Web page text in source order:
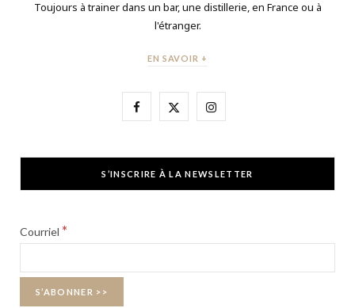
Toujours à trainer dans un bar, une distillerie, en France ou à
l'étranger.
EN SAVOIR +
F
e
X
w
I
t
S’INSCRIRE À LA NEWSLETTER
Courriel *